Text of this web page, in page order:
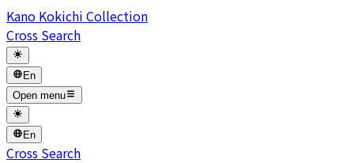
Kano Kokichi Collection
Cross Search
En
Open menu
En
Cross Search